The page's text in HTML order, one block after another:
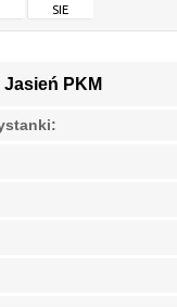
SIE
Jasień PKM